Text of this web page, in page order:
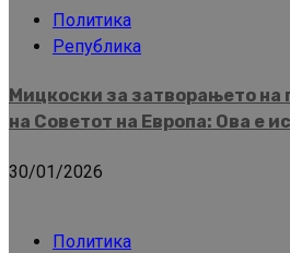
Политика
Република
Мицкоски за затворањето на
на Советот на Европа: Ова е
30/01/2026
Политика